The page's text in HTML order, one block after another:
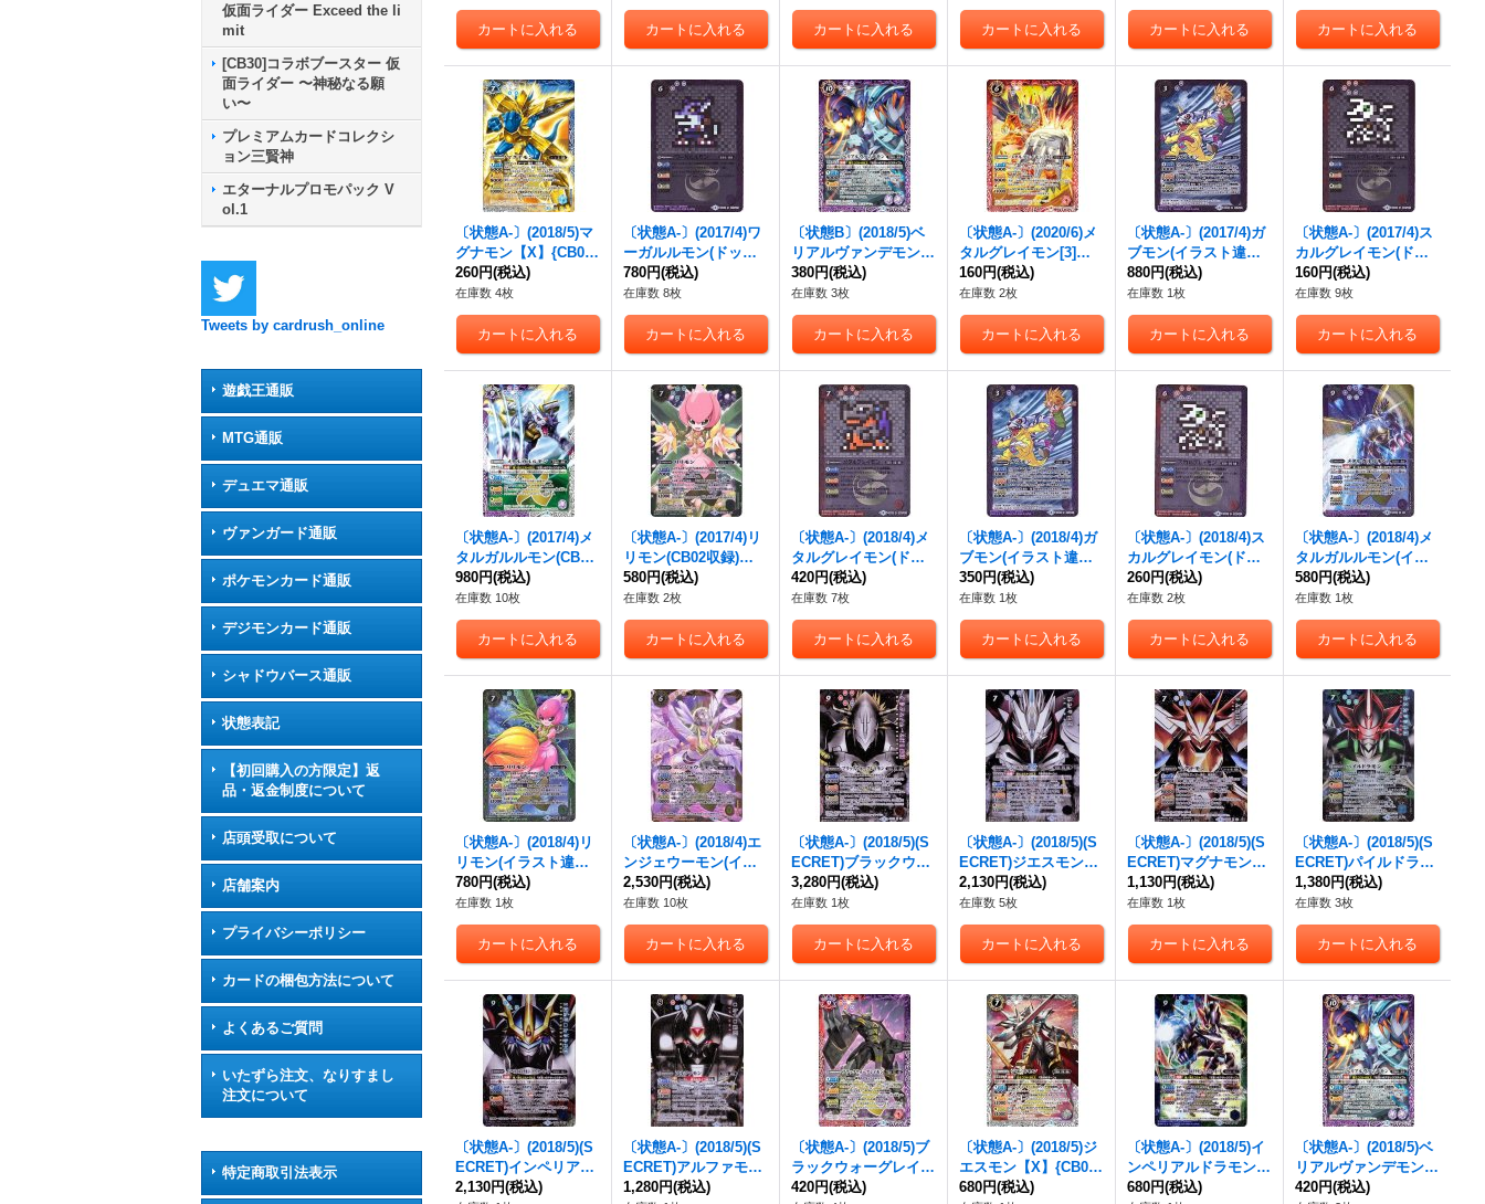
仮面ライダー Exceed the li
mit
[CB30]コラボブースター 仮
面ライダー 〜神秘なる願
い〜
プレミアムカードコレクシ
ョン三賢神
エターナルプロモパック V
ol.1
Tweets by cardrush_online
遊戯王通販
MTG通販
デュエマ通販
ヴァンガード通販
ポケモンカード通販
デジモンカード通販
シャドウバース通販
状態表記
【初回購入の方限定】返
品・返金制度について
店頭受取について
店舗案内
プライバシーポリシー
カードの梱包方法について
よくあるご質問
いたずら注文、なりすまし
注文について
特定商取引法表示
〔状態A-〕(2018/5)マ
グナモン【X】{CB05-
X03}《多》
260円(税込)
在庫数 4枚
〔状態A-〕(2017/4)ワ
ーガルルモン(ドット
絵/CB02収録)【R-SE
C】{CB02-017}《紫》
780円(税込)
在庫数 8枚
〔状態B〕(2018/5)ベ
リアルヴァンデモン
【M】{CB05-017}
《紫》
380円(税込)
在庫数 3枚
〔状態A-〕(2020/6)メ
タルグレイモン[3]
【R】{CB11-004}
《赤》
160円(税込)
在庫数 2枚
〔状態A-〕(2017/4)ガ
ブモン(イラスト違い/
CB02収録)【R-SEC】
{CB02-011}《紫》
880円(税込)
在庫数 1枚
〔状態A-〕(2017/4)ス
カルグレイモン(ドッ
ト絵/CB02収録)【C-S
EC】{CB02-008}
《多》
160円(税込)
在庫数 9枚
〔状態A-〕(2017/4)メ
タルガルルモン(CB02
収録)【X】{CB02-X0
3}《多》
980円(税込)
在庫数 10枚
〔状態A-〕(2017/4)リ
リモン(CB02収録)
【X】{CB02-X05}
《緑》
580円(税込)
在庫数 2枚
〔状態A-〕(2018/4)メ
タルグレイモン(ドッ
ト絵/CB03収録)【R-S
EC】{CB02-009}
《多》
420円(税込)
在庫数 7枚
〔状態A-〕(2018/4)ガ
ブモン(イラスト違い/
CB03収録)【R-SEC】
{CB02-011}《紫》
350円(税込)
在庫数 1枚
〔状態A-〕(2018/4)ス
カルグレイモン(ドッ
ト絵/CB03収録)【C-S
EC】{CB02-008}
《多》
260円(税込)
在庫数 2枚
〔状態A-〕(2018/4)メ
タルガルルモン(イラ
スト違い/CB03収録)
【X】{CB02-X03}
《多》
580円(税込)
在庫数 1枚
〔状態A-〕(2018/4)リ
リモン(イラスト違い/
CB03収録)【X】{CB0
2-X05}《緑》
780円(税込)
在庫数 1枚
〔状態A-〕(2018/4)エ
ンジェウーモン(イラ
スト違い/CB03収録)
【X】{CB02-X06}
《黄》
2,530円(税込)
在庫数 10枚
〔状態A-〕(2018/5)(S
ECRET)ブラックウォ
ーグレイモン【X-SE
C】{CB05-X01}《多》
3,280円(税込)
在庫数 1枚
〔状態A-〕(2018/5)(S
ECRET)ジエスモン
【X-SEC】{CB05-X0
2}《白》
2,130円(税込)
在庫数 5枚
〔状態A-〕(2018/5)(S
ECRET)マグナモン
【X-SEC】{CB05-X0
3}《多》
1,130円(税込)
在庫数 1枚
〔状態A-〕(2018/5)(S
ECRET)パイルドラモ
ン【X-SEC】{CB05-X
04}《多》
1,380円(税込)
在庫数 3枚
〔状態A-〕(2018/5)(S
ECRET)インペリアル
ドラモンファイターモ
2,130円(税込)
〔状態A-〕(2018/5)(S
ECRET)アルファモン
【X-SEC】{CB05-X0
1,280円(税込)
〔状態A-〕(2018/5)ブ
ラックウォーグレイモ
ン【X】{CB05-X01}
420円(税込)
〔状態A-〕(2018/5)ジ
エスモン【X】{CB05-
X02}《白》
680円(税込)
〔状態A-〕(2018/5)イ
ンペリアルドラモンフ
ァイターモード【X】
680円(税込)
〔状態A-〕(2018/5)ベ
リアルヴァンデモン
【M】{CB05-017}
420円(税込)